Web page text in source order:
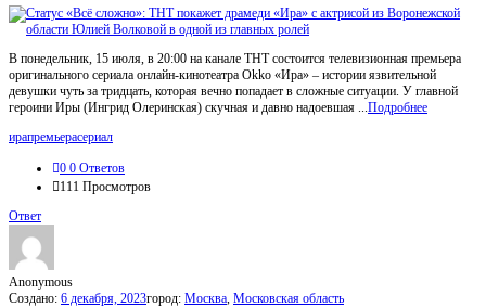
В понедельник, 15 июля, в 20:00 на канале ТНТ состоится телевизионная премьера
оригинального сериала онлайн-кинотеатра Okko «Ира» – истории язвительной
девушки чуть за тридцать, которая вечно попадает в сложные ситуации. У главной
героини Иры (Ингрид Олеринская) скучная и давно надоевшая ... Подробнее
ирапремьерасериал
0 0 Ответов
111 Просмотров
Ответ
Anonymous
Создано: 6 декабря, 2023город: Москва Московская область